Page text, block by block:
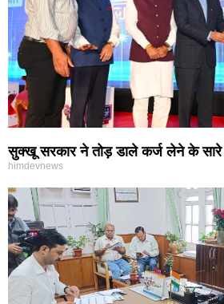
सुक्खू सरकार ने तोड़ डाले कर्ज लेने के सारे
himdevnews